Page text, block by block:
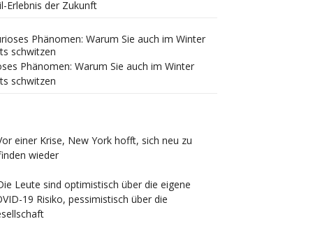
Erlebnis der Zukunft
Phänomen: Warum Sie auch im Winter
schwitzen
einer Krise, New York hofft, sich neu zu
wieder
Leute sind optimistisch über die eigene
19 Risiko, pessimistisch über die